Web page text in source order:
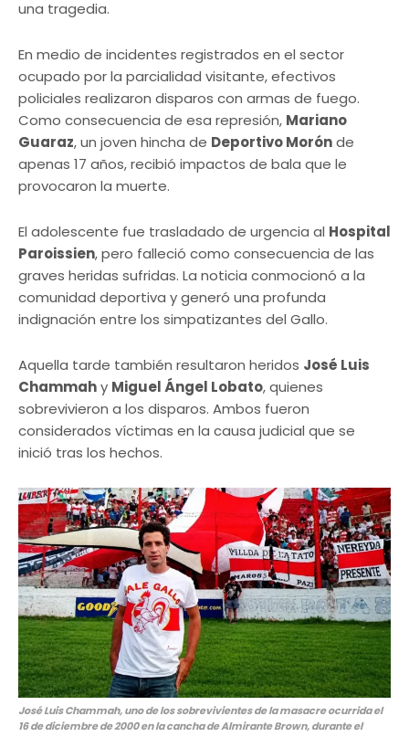
una tragedia.
En medio de incidentes registrados en el sector
ocupado por la parcialidad visitante, efectivos
policiales realizaron disparos con armas de fuego.
Como consecuencia de esa represión, Mariano
Guaraz, un joven hincha de Deportivo Morónde
apenas 17 años, recibió impactos de bala que le
provocaron la muerte.
El adolescente fue trasladado de urgencia al Hospital
Paroissien, pero falleció como consecuencia de las
graves heridas sufridas. La noticia conmocionó a la
comunidad deportiva y generó una profunda
indignación entre los simpatizantes del Gallo.
Aquella tarde también resultaron heridos José Luis
Chammahy Miguel Ángel Lobato, quienes
sobrevivieron a los disparos. Ambos fueron
considerados víctimas en la causa judicial que se
inició tras los hechos.
José Luis Chammah, uno de los sobrevivientes de la masacre ocurrida el
16 de diciembre de 2000 en la cancha de Almirante Brown, durante el